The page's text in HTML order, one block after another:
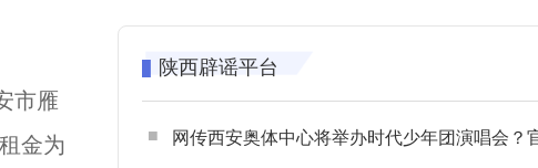
市雁
金为
陕西辟谣平台
网传西安奥体中心将举办时代少年团演唱会？官方回应：纯